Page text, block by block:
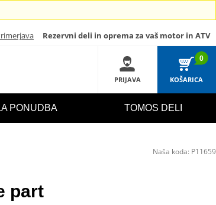
Rezervni deli in oprema za vaš motor in ATV
PRIJAVA
0
KOŠARICA
PONUDBA TOMOS DELI
part
Naša koda: P11659